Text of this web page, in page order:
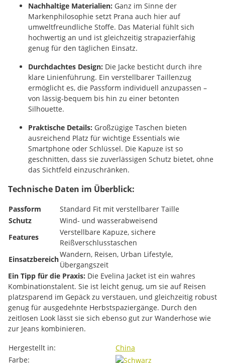
Nachhaltige Materialien: Ganz im Sinne der
Markenphilosophie setzt Prana auch hier auf
umweltfreundliche Stoffe. Das Material fühlt sich
hochwertig an und ist gleichzeitig strapazierfähig
genug für den täglichen Einsatz.
Durchdachtes Design: Die Jacke besticht durch ihre
klare Linienführung. Ein verstellbarer Taillenzug
ermöglicht es, die Passform individuell anzupassen –
von lässig-bequem bis hin zu einer betonten
Silhouette.
Praktische Details: Großzügige Taschen bieten
ausreichend Platz für wichtige Essentials wie
Smartphone oder Schlüssel. Die Kapuze ist so
geschnitten, dass sie zuverlässigen Schutz bietet, ohne
das Sichtfeld einzuschränken.
Technische Daten im Überblick:
Passform
Standard Fit mit verstellbarer Taille
Schutz
Wind- und wasserabweisend
Features
Verstellbare Kapuze, sichere
Reißverschlusstaschen
Einsatzbereich
Wandern, Reisen, Urban Lifestyle,
Übergangszeit
Ein Tipp für die Praxis: Die Evelina Jacket ist ein wahres
Kombinationstalent. Sie ist leicht genug, um sie auf Reisen
platzsparend im Gepäck zu verstauen, und gleichzeitig robust
genug für ausgedehnte Herbstspaziergänge. Durch den
zeitlosen Look lässt sie sich ebenso gut zur Wanderhose wie
zur Jeans kombinieren.
Produkteigenschaft
Wert
Hergestellt in:
China
Farbe: